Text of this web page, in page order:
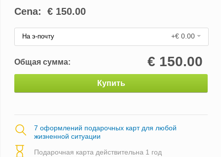
Cena: € 150.00
На э-почту +€ 0.00
Общая сумма: € 150.00
Купить
7 оформлений подарочных карт для любой
жизненной ситуации
Подарочная карта действительна 1 год